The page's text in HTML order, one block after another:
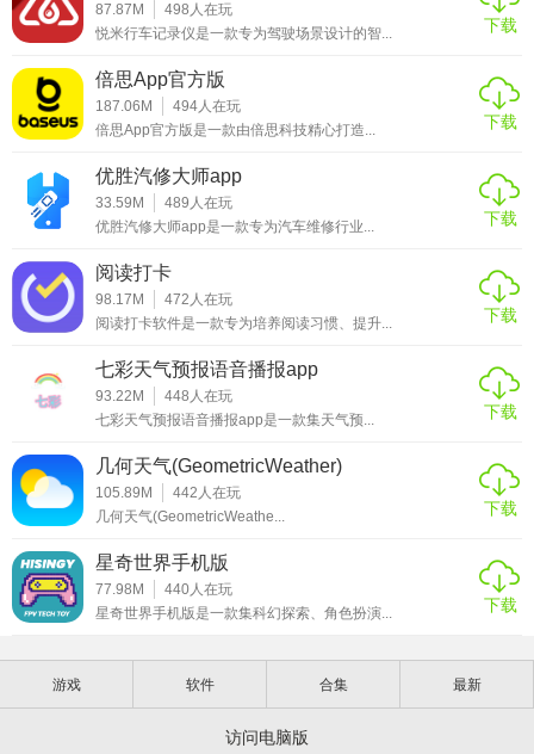
软件的供应链协同功能促进了畜牧业产业链的整合和优化，
2026版是一款值得推荐的畜牧业管理软件。
87.87M 498 人在玩
悦米行车记录仪是一款专为驾驶场景设计的智...
下载
倍思App官方版
187.06M 494人在玩
倍思App官方版是一款由倍思科技精心打造...
下载
优胜汽修大师app
33.59M 489 人在玩
优胜汽修大师app是一款专为汽车维修行业...
下载
阅读打卡
98.17M 472 人在玩
阅读打卡软件是一款专为培养阅读习惯、提升...
下载
七彩天气预报语音播报app
93.22M 448 人在玩
七彩天气预报语音播报app是一款集天气预...
下载
几何天气(GeometricWeather)
105.89M 442 人在玩
几何天气(GeometricWeathe...
下载
星奇世界手机版
77.98M 440人在玩
星奇世界手机版是一款集科幻探索、角色扮演...
下载
游戏 软件 合集 最新
访问电脑版